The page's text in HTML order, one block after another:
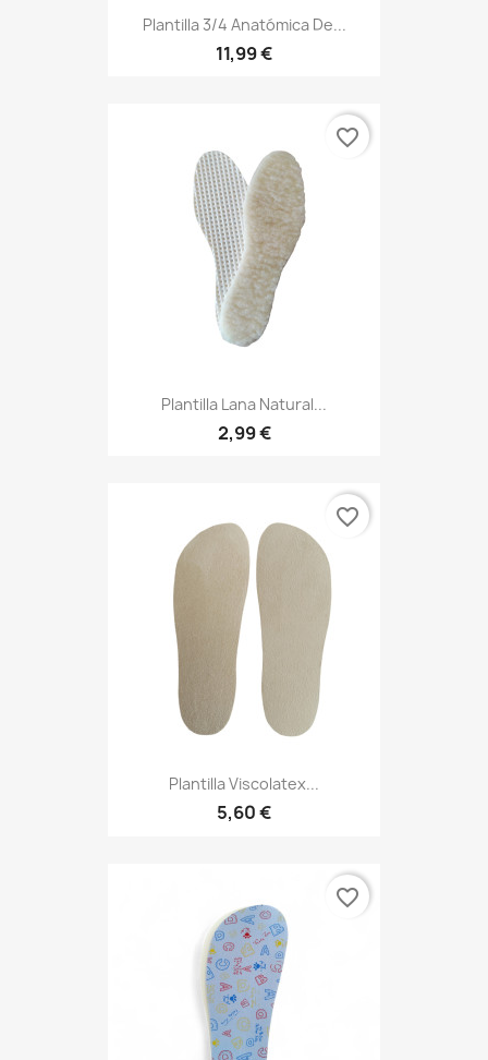
Plantilla 3/4 Anatómica De...
11,99 €
Plantilla Lana Natural...
2,99 €
favorite_border
Plantilla Viscolatex...
5,60 €
favorite_border
favorite_border